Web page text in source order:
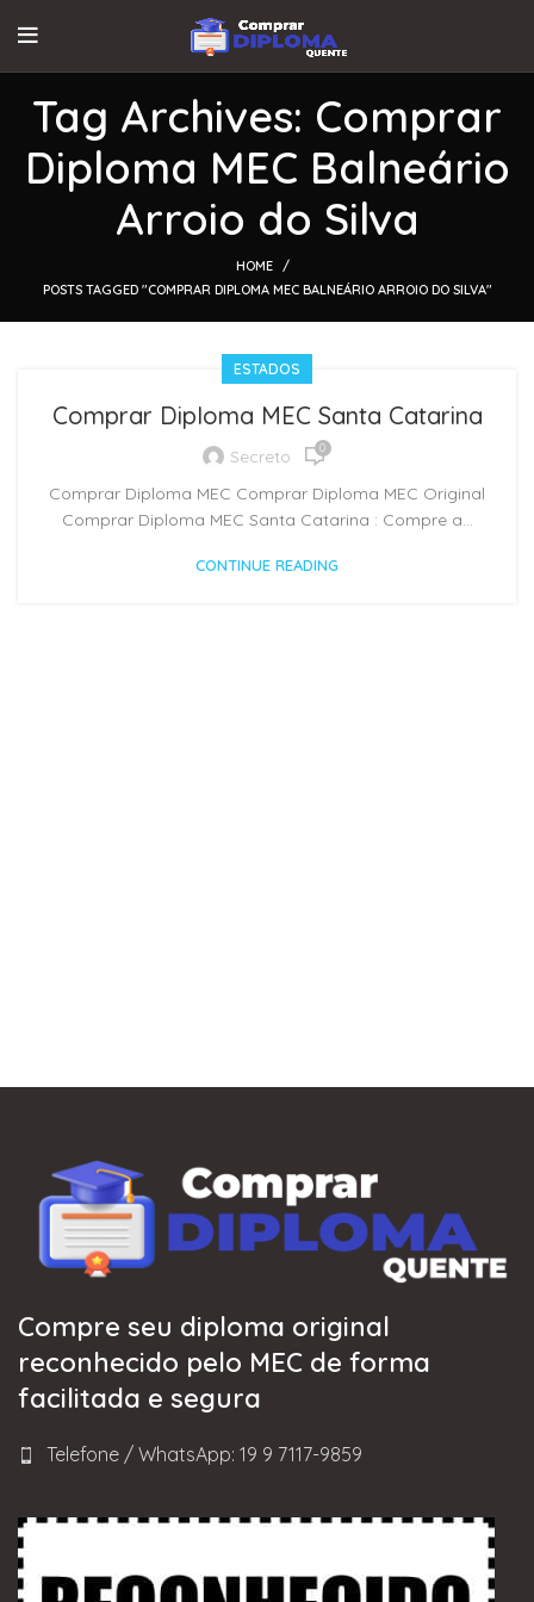
Tag Archives: Comprar
Diploma MEC Balneário
Arroio do Silva
HOME
POSTS TAGGED "COMPRAR DIPLOMA MEC BALNEÁRIO ARROIO DO SILVA"
ESTADOS
Comprar Diploma MEC Santa Catarina
Secreto 0
Comprar Diploma MEC Comprar Diploma MEC Original
Comprar Diploma MEC Santa Catarina : Compre a...
CONTINUE READING
Compre seu diploma original
reconhecido pelo MEC de forma
facilitada e segura
Telefone / WhatsApp: 19 9 7117-9859